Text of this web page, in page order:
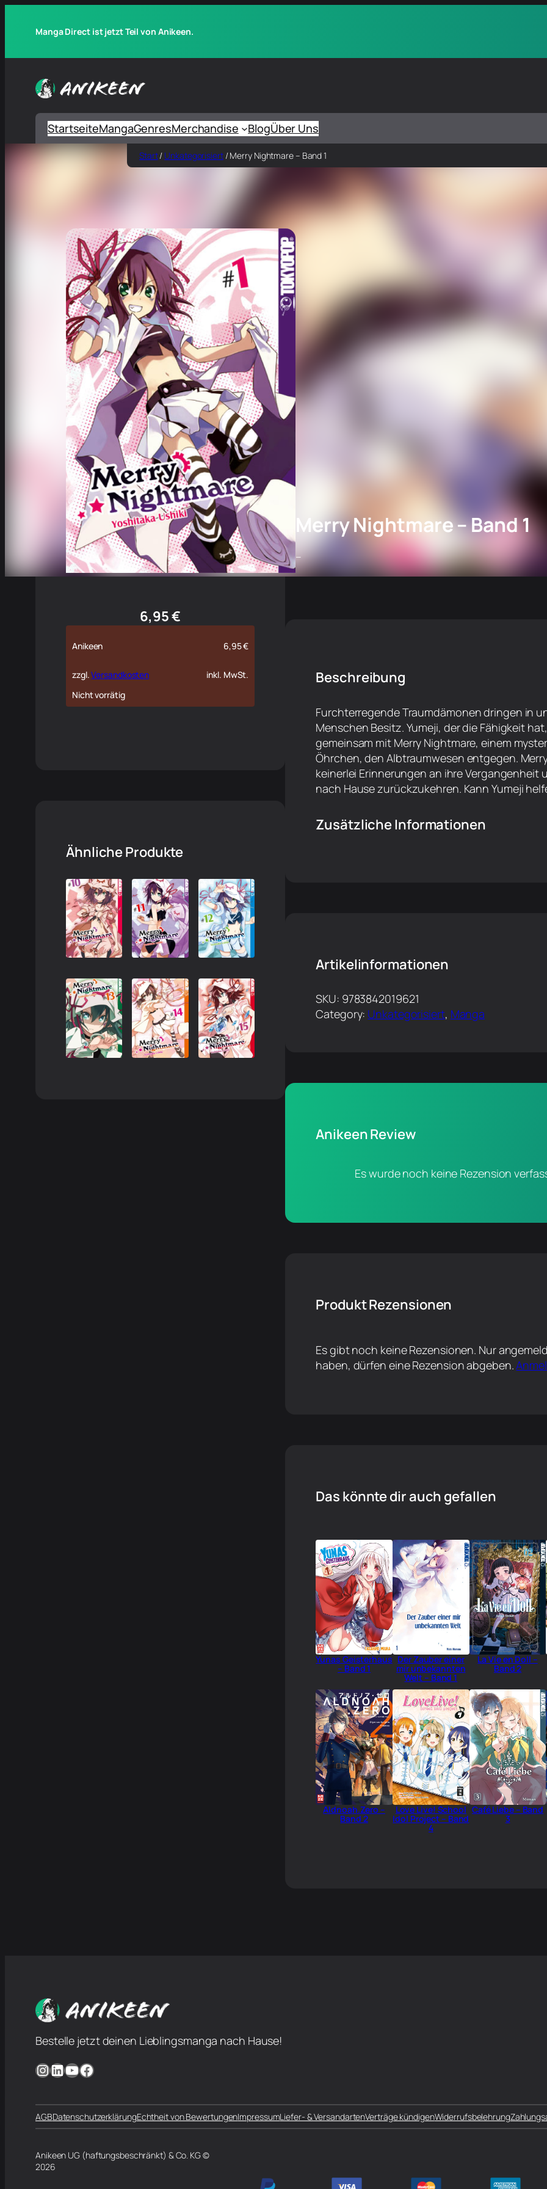
Manga Direct ist jetzt Teil von Anikeen.
StartseiteMangaGenresMerchandise BlogÜber Uns
Start/ Unkategorisiert/ Merry Nightmare – Band 1
Merry Nightmare – Band 1
–
6,95€
Anikeen 6,95€
zzgl.Versandkosten
inkl. MwSt.
Nicht vorrätig
Ähnliche Produkte
Beschreibung
Furchterregende Traumdämonen dringen in
Menschen Besitz. Yumeji, der die Fähigkeit
gemeinsam mit Merry Nightmare, einem
Öhrchen, den Albtraumwesen entgegen.
keinerlei Erinnerungen an ihre
nach Hause zurückzukehren. Kann Yumeji
Zusätzliche Informationen
Artikelinformationen
SKU: 9783842019621
Category: Unkategorisiert, Manga
Anikeen Review
Es wurde noch keine Rezension
Produkt Rezensionen
Es gibt noch keine Rezensionen. Nur
haben, dürfen eine Rezension abgeben.
Das könnte dir auch gefallen
Yunas Geisterhaus
– Band 1
Der Zauber einer
mir unbekannten
Welt – Band 1
La Vie en Doll –
Band 2
Aldnoah.Zero –
Band 2
Love Live! School
Idol Project – Band
4
Café Liebe – Band
3
Bestelle jetzt deinen Lieblingsmanga nach Hause!
InstagramLinkedIn YouTube Facebook
AGBDatenschutzerklärungEchtheit von BewertungenImpressumLiefer- & VersandartenVerträge kündigenWiderrufsbelehrung
Anikeen UG (haftungsbeschränkt) & Co. KG ©
2026